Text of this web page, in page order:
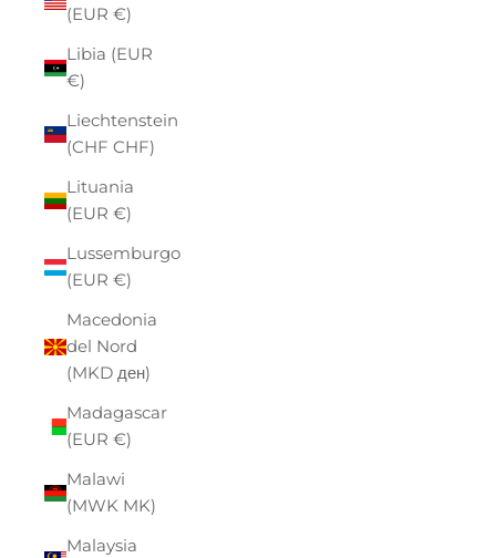
(EUR €)
Libia (EUR
€)
Liechtenstein
(CHF CHF)
Lituania
(EUR €)
Lussemburgo
(EUR €)
Macedonia
del Nord
(MKD ден)
Madagascar
(EUR €)
Malawi
(MWK MK)
Malaysia